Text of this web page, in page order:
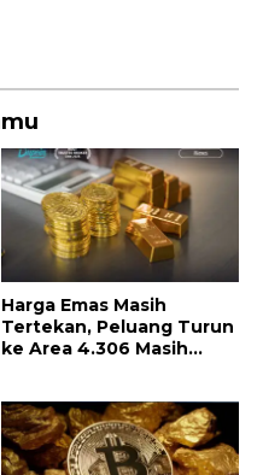
Harga Emas Masih
Tertekan, Peluang Turun
ke Area 4.306 Masih